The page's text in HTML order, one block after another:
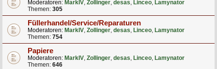
Moderatoren: MarkIV, Zollinger, desas, Linceo, Lamynator
Themen: 305
Füllerhandel/Service/Reparaturen
Moderatoren: MarkIV, Zollinger, desas, Linceo, Lamynator
Themen: 754
Papiere
Moderatoren: MarkIV, Zollinger, desas, Linceo, Lamynator
Themen: 646